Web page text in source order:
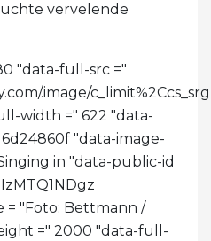
vervelende
"data-full-src ="
.image/
width =" 622 "data-
"data-image-
in "data-public-id
= "Foto: Bettmann /
=" 2000 "data-full-